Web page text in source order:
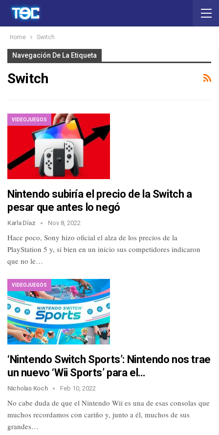
Home Switch
Navegación De La Etiqueta
Switch
VIDEOJUEGOS
Nintendo subiría el precio de la Switch a
pesar que antes lo negó
Karla Díaz Nov 8, 2022
Hace poco, Sony hizo oficial el alza de los precios de la
PlayStation 5 y, si bien en un inicio sus competidores indicaron
que no le…
VIDEOJUEGOS
‘Nintendo Switch Sports’: Nintendo nos trae
un nuevo ‘Wii Sports’ para el…
Nicholas Koch Feb 10, 2022
No cabe duda de que el Nintendo Wii es una de esas consolas que
muchos recordamos con cariño y, junto a él, muchos de sus
grandes…